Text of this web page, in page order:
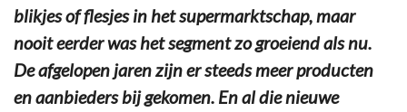
blikjes of flesjes in het supermarktschap, maar
nooit eerder was het segment zo groeiend als nu.
De afgelopen jaren zijn er steeds meer producten
en aanbieders bij gekomen. En al die nieuwe